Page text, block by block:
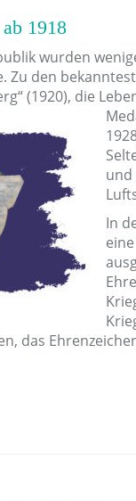
1918
wurden
Zu den
(1920), die
und
In
das